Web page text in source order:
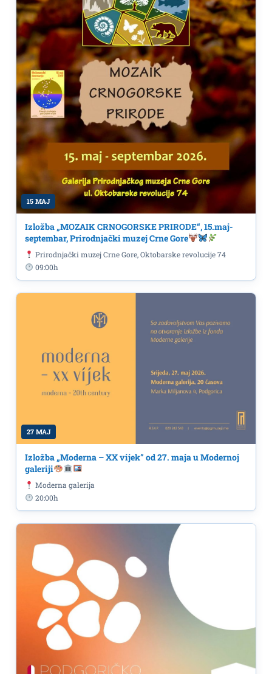
15 MAJ
Izložba „MOZAIK CRNOGORSKE PRIRODE“, 15.maj-
septembar, Prirodnjački muzej Crne Gore
Prirodnjački muzej Crne Gore, Oktobarske revolucije 74
09:00h
27 MAJ
Izložba „Moderna – XX vijek” od 27. maja u Modernoj
galeriji
Moderna galerija
20:00h